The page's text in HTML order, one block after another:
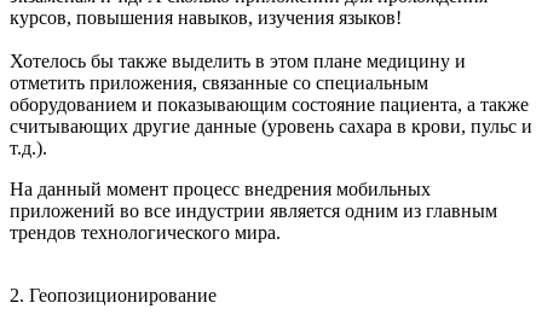
курсов, повышения навыков, изучения языков!
Хотелось бы также выделить в этом плане медицину и
отметить приложения, связанные со специальным
оборудованием и показывающим состояние пациента, а также
считывающих другие данные (уровень сахара в крови, пульс и
т.д.).
На данный момент процесс внедрения мобильных
приложений во все индустрии является одним из главным
трендов технологического мира.
2. Геопозиционирование